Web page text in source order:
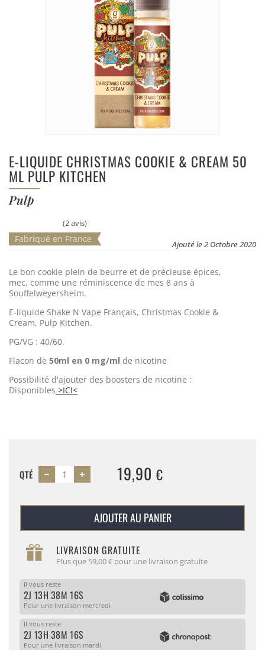
E-LIQUIDE CHRISTMAS COOKIE & CREAM 50
ML PULP KITCHEN
Pulp
(2 avis)
Ajouté le 2 Octobre 2020
Fabriqué en France
Le bon cookie plein de beurre et de précieuse épices,
mec, comme une réminiscence de mes 8 ans à
Souffelweyersheim.
E-liquide Shake N Vape Français, Christmas Cookie &
Cream, Pulp Kitchen.
PG/VG : 40/60.
Flacon de 50ml en 0 mg/ml de nicotine
Possibilité d'ajouter des boosters de nicotine :
Disponibles >ICI<
QTÉ 19,90€
AJOUTER AU PANIER
LIVRAISON GRATUITE
Plus que 59,00 € pour une livraison gratuite
Il vous reste
2J 13H 38M 16S
Pour une livraison mercredi
Il vous reste
2J 13H 38M 16S
Pour une livraison mardi